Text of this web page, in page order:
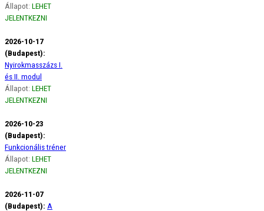
Állapot: LEHET
JELENTKEZNI
2026-10-17
(Budapest):
Nyirokmasszázs I.
és II. modul
Állapot: LEHET
JELENTKEZNI
2026-10-23
(Budapest):
Funkcionális tréner
Állapot: LEHET
JELENTKEZNI
2026-11-07
(Budapest): A